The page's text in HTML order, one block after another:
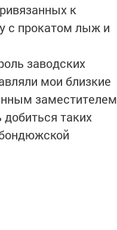
к
с прокатом лыж и
заводских
мои близкие
заместителем
таких